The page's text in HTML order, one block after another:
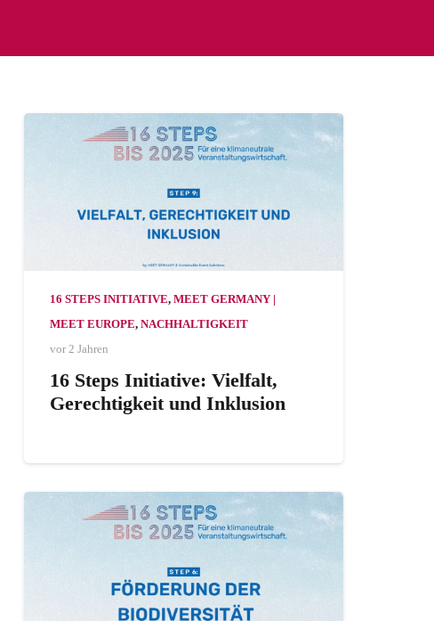
16 STEPS INITIATIVE, MEET GERMANY |
MEET EUROPE, NACHHALTIGKEIT
vor 2 Jahren
16 Steps Initiative: Vielfalt,
Gerechtigkeit und Inklusion